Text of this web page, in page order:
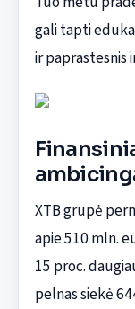
gali tapti
ir paprastesnis
XTB grupė
apie 510 mln.
15 proc.
pelnas siekė